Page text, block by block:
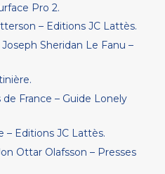
Pro 2.
– Editions JC Lattès.
Sheridan Le Fanu –
France – Guide Lonely
– Editions JC Lattès.
Ottar Olafsson – Presses